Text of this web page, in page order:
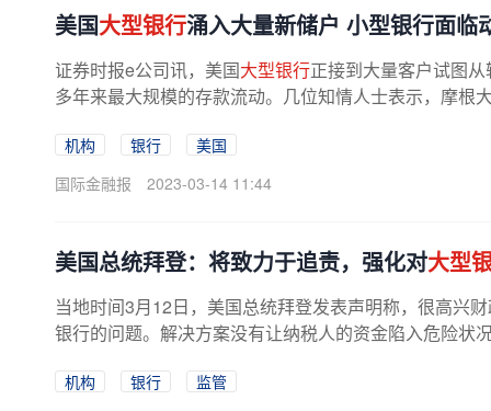
美国大型银行涌入大量新储户 小型银行面临
证券时报e公司讯，美国大型银行正接到大量客户试图
多年来最大规模的存款流动。几位知情人士表示，摩根
机构 银行
美国
国际金融报
2023-03-14 11:44
美国总统拜登：将致力于追责，强化对大型
当地时间3月12日，美国总统拜登发表声明称，很高兴
银行的问题。解决方案没有让纳税人的资金陷入危险状
机构 银行
监管